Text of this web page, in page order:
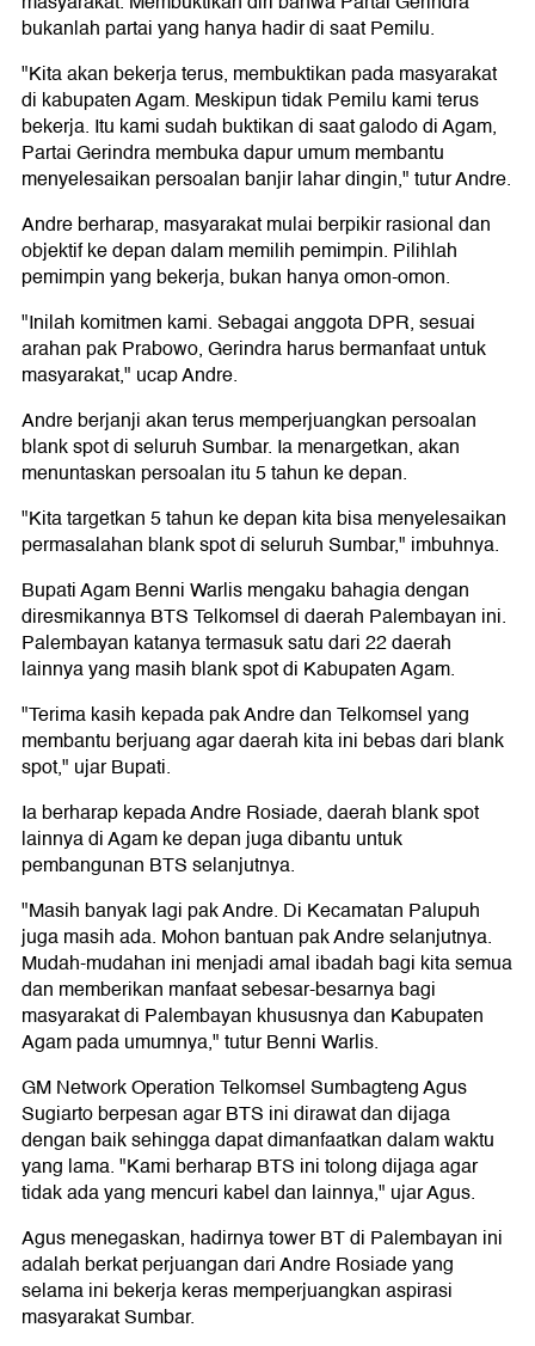
bukanlah partai yang hanya hadir di saat Pemilu.
"Kita akan bekerja terus, membuktikan pada masyarakat
di kabupaten Agam. Meskipun tidak Pemilu kami terus
bekerja. Itu kami sudah buktikan di saat galodo di Agam,
Partai Gerindra membuka dapur umum membantu
menyelesaikan persoalan banjir lahar dingin," tutur Andre.
Andre berharap, masyarakat mulai berpikir rasional dan
objektif ke depan dalam memilih pemimpin. Pilihlah
pemimpin yang bekerja, bukan hanya omon-omon.
"Inilah komitmen kami. Sebagai anggota DPR, sesuai
arahan pak Prabowo, Gerindra harus bermanfaat untuk
masyarakat," ucap Andre.
Andre berjanji akan terus memperjuangkan persoalan
blank spot di seluruh Sumbar. Ia menargetkan, akan
menuntaskan persoalan itu 5 tahun ke depan.
"Kita targetkan 5 tahun ke depan kita bisa menyelesaikan
permasalahan blank spot di seluruh Sumbar," imbuhnya.
Bupati Agam Benni Warlis mengaku bahagia dengan
diresmikannya BTS Telkomsel di daerah Palembayan ini.
Palembayan katanya termasuk satu dari 22 daerah
lainnya yang masih blank spot di Kabupaten Agam.
"Terima kasih kepada pak Andre dan Telkomsel yang
membantu berjuang agar daerah kita ini bebas dari blank
spot," ujar Bupati.
Ia berharap kepada Andre Rosiade, daerah blank spot
lainnya di Agam ke depan juga dibantu untuk
pembangunan BTS selanjutnya.
"Masih banyak lagi pak Andre. Di Kecamatan Palupuh
juga masih ada. Mohon bantuan pak Andre selanjutnya.
Mudah-mudahan ini menjadi amal ibadah bagi kita semua
dan memberikan manfaat sebesar-besarnya bagi
masyarakat di Palembayan khususnya dan Kabupaten
Agam pada umumnya," tutur Benni Warlis.
GM Network Operation Telkomsel Sumbagteng Agus
Sugiarto berpesan agar BTS ini dirawat dan dijaga
dengan baik sehingga dapat dimanfaatkan dalam waktu
yang lama. "Kami berharap BTS ini tolong dijaga agar
tidak ada yang mencuri kabel dan lainnya," ujar Agus.
Agus menegaskan, hadirnya tower BT di Palembayan ini
adalah berkat perjuangan dari Andre Rosiade yang
selama ini bekerja keras memperjuangkan aspirasi
masyarakat Sumbar.